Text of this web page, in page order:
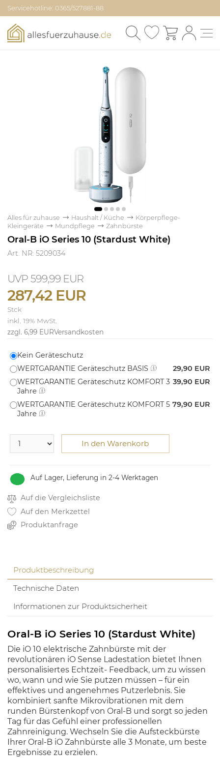
Servicehotline: 0365/527881-88
Alles für zuhause Haushalt / Küche
Körperpflege-
Kleingeräte
Mundpflege Zahnbürste
Oral-B iO Series 10 (Stardust White)
Art. NR: 5209034
599,99 EUR
287,42 EUR
Stck
inkl. 19% MwSt.
zzgl. 6,99 EURVersandkosten
Auf Lager, Lieferung in 2-4 Werktagen
Kein Geräteschutz
WERTGARANTIE Geräteschutz BASIS
29,90 EUR
WERTGARANTIE Geräteschutz KOMFORT 3
Jahre
39,90 EUR
WERTGARANTIE Geräteschutz KOMFORT 5
Jahre
79,90 EUR
In den Warenkorb
Auf die Vergleichsliste
Auf den Merkzettel
Produktanfrage
Produktbeschreibung
Technische Daten
Informationen zur Produktsicherheit
Oral-B iO Series 10 (Stardust White)
Die iO 10 elektrische Zahnbürste mit der
revolutionären iO Sense Ladestation bietet Ihnen
personalisiertes Echtzeit- Feedback, um zu wissen
wo, wann und wie Sie putzen müssen – für ein
effektives und angenehmes Putzerlebnis. Sie
kombiniert sanfte Mikrovibrationen mit dem
runden Bürstenkopf von Oral-B und sorgt so jeden
Tag für das Gefühl einer professionellen
Zahnreinigung. Wechseln Sie die Aufsteckbürste
Ihrer Oral-B iO Zahnbürste alle 3 Monate, um beste
Ergebnisse zu erzielen.